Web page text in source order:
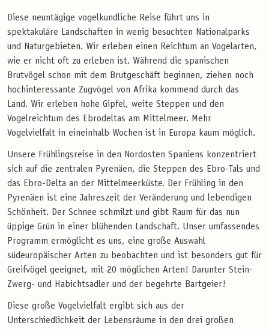
Diese neuntägige vogelkundliche Reise führt uns in
spektakuläre Landschaften in wenig besuchten Nationalparks
und Naturgebieten. Wir erleben einen Reichtum an Vogelarten,
wie er nicht oft zu erleben ist. Während die spanischen
Brutvögel schon mit dem Brutgeschäft beginnen, ziehen noch
hochinteressante Zugvögel von Afrika kommend durch das
Land. Wir erleben hohe Gipfel, weite Steppen und den
Vogelreichtum des Ebrodeltas am Mittelmeer. Mehr
Vogelvielfalt in eineinhalb Wochen ist in Europa kaum möglich.
Unsere Frühlingsreise in den Nordosten Spaniens konzentriert
sich auf die zentralen Pyrenäen, die Steppen des Ebro-Tals und
das Ebro-Delta an der Mittelmeerküste. Der Frühling in den
Pyrenäen ist eine Jahreszeit der Veränderung und lebendigen
Schönheit. Der Schnee schmilzt und gibt Raum für das nun
üppige Grün in einer blühenden Landschaft. Unser umfassendes
Programm ermöglicht es uns, eine große Auswahl
südeuropäischer Arten zu beobachten und ist besonders gut für
Greifvögel geeignet, mit 20 möglichen Arten! Darunter Stein-
Zwerg- und Habichtsadler und der begehrte Bartgeier!
Diese große Vogelvielfalt ergibt sich aus der
Unterschiedlichkeit der Lebensräume in den drei großen